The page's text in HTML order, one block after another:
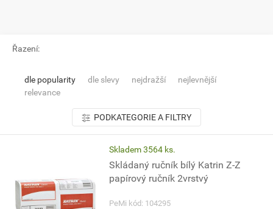
Řazení:
dle popularity dle slevy nejdražší
nejlevnější
relevance
PODKATEGORIE A FILTRY
Skladem 3564 ks.
Skládaný ručník bílý Katrin Z-Z
papírový ručník 2vrstvý
PeMi kód: 104295